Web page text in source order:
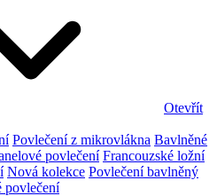
Otevřít
Povlečení z mikrovlákna Bavlněné
povlečení Francouzské ložní
Nová kolekce Povlečení bavlněný
povlečení